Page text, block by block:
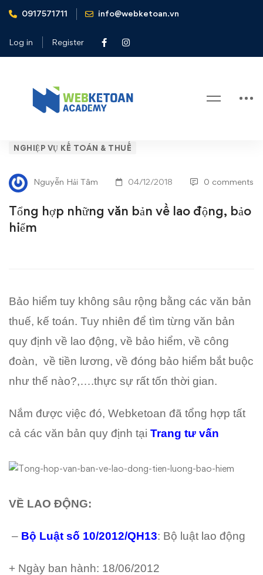
0917571711 info@webketoan.vn
Log in Register
Home
Nghiệp vụ Kế toán & Thuế
Tổng
hợp
những
văn
lao
động,
bảo
hiểm
NGHIỆP VỤ KẾ TOÁN & THUẾ
Nguyễn Hải Tâm 04/12/2018 0 comments
Tổng hợp những văn bản về lao động, bảo
hiểm
Bảo hiểm tuy không sâu rộng bằng các văn bản
thuế, kế toán. Tuy nhiên để tìm từng văn bản
quy định về lao động, về bảo hiểm, về công
đoàn, về tiền lương, về đóng bảo hiểm bắt buộc
như thế nào?,….thực sự rất tốn thời gian.
Nắm được việc đó, Webketoan đã tổng hợp tất
cả các văn bản quy định tại Trang tư vấn
VỀ LAO ĐỘNG:
– Bộ Luật số 10/2012/QH13: Bộ luật lao động
+ Ngày ban hành: 18/06/2012